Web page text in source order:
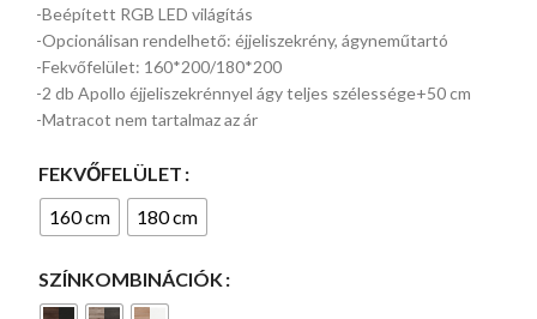
-Beépített RGB LED világítás
-Opcionálisan rendelhető: éjjeliszekrény, ágyneműtartó
-Fekvőfelület: 160*200/180*200
-2 db Apollo éjjeliszekrénnyel ágy teljes szélessége+50 cm
-Matracot nem tartalmaz az ár
FEKVŐFELÜLET
160 cm
180 cm
SZÍNKOMBINÁCIÓK